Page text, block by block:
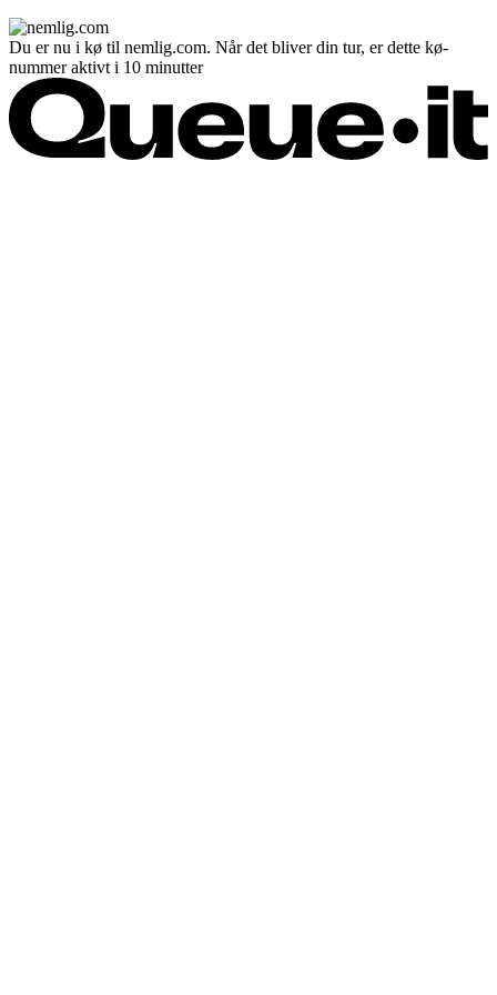
Du er nu i kø til nemlig.com. Når det bliver din tur, er dette kø-
nummer aktivt i 10 minutter